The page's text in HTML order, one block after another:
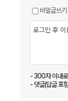
비밀글쓰기
- 300자 이내
- 댓글(답글 포